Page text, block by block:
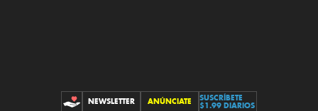
CONTRIBUCIONES
NEWSLETTER ANÚNCIATE
SUSCRÍBETE
$1.99 DIARIOS